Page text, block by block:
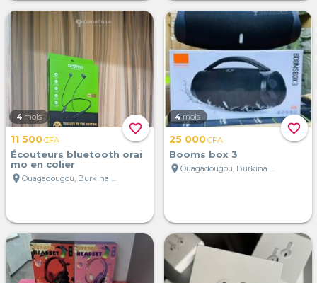
favorite_border
4 mois
11 500CFA
Écouteurs bluetooth orai
mo en colier
location_on
Ouagadougou, Burkina Faso
favorite_border
4 mois
25 000CFA
Booms box 3
location_on
Ouagadougou, Burkina Faso